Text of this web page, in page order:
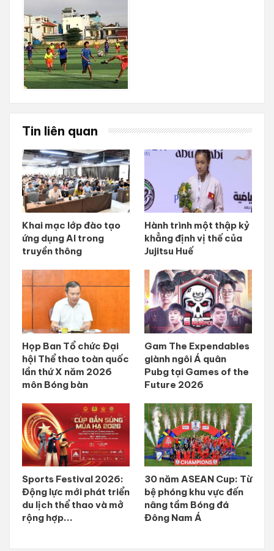
Tin liên quan
Khai mạc lớp đào tạo
ứng dụng AI trong
truyền thông
Hành trình một thập kỷ
khẳng định vị thế của
Jujitsu Huế
Họp Ban Tổ chức Đại
hội Thể thao toàn quốc
lần thứ X năm 2026
môn Bóng bàn
Gam The Expendables
giành ngôi Á quân
Pubg tại Games of the
Future 2026
Sports Festival 2026:
Động lực mới phát triển
du lịch thể thao và mở
rộng hợp...
30 năm ASEAN Cup: Từ
bệ phóng khu vực đến
nâng tầm Bóng đá
Đông Nam Á